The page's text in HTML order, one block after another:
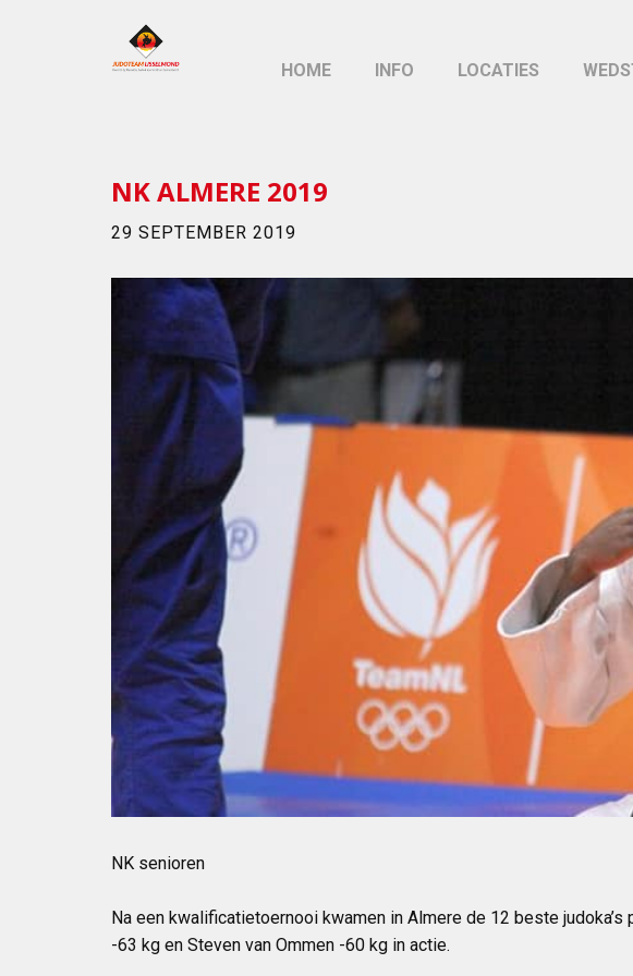
HOME INFO LOCATIES
NK ALMERE 2019
29 SEPTEMBER 2019
NK senioren
Na een kwalificatietoernooi kwamen in Almere de 12 beste
-63 kg en Steven van Ommen -60 kg in actie.